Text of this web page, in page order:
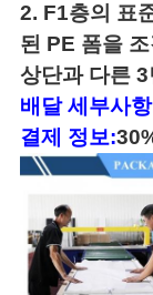
2. F1층의 표
된 PE 폼을
상단과 다른 3
배달 세부사
결제 정보: